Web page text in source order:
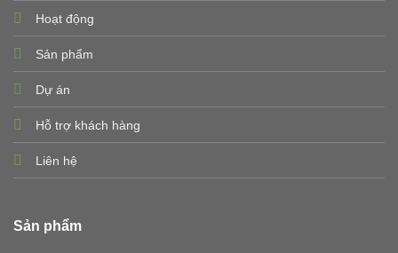
Hoạt động
Sản phẩm
Dự án
Hỗ trợ khách hàng
Liên hệ
Sản phẩm